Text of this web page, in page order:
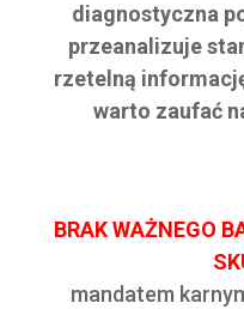
diagnostyczna
przeanalizuje
rzetelną
warto zaufać
BRAK WAŻNEGO
mandatem